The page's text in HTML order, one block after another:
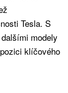
Tesla. S
modely
klíčového